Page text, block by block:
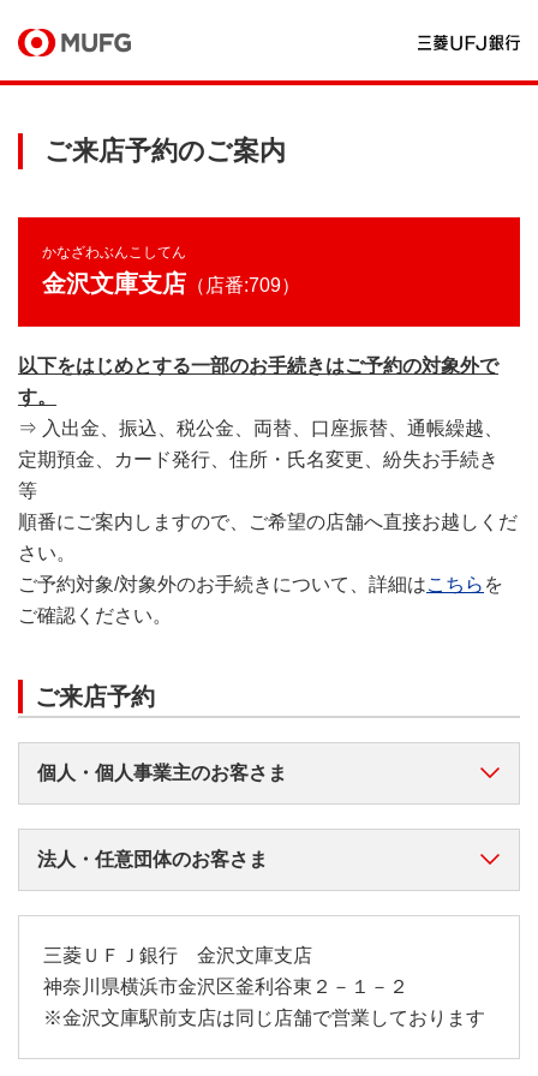
ご来店予約のご案内
かなざわぶんこしてん
金沢文庫支店 （店番:709）
以下をはじめとする一部のお手続きはご予約の対象外で
す。
⇒ 入出金、振込、税公金、両替、口座振替、通帳繰越、
定期預金、カード発行、住所・氏名変更、紛失お手続き
等
順番にご案内しますので、ご希望の店舗へ直接お越しくだ
さい。
ご予約対象/対象外のお手続きについて、詳細はこちら を
ご確認ください。
ご来店予約
個人・個人事業主のお客さま
法人・任意団体のお客さま
三菱ＵＦＪ銀行 金沢文庫支店
神奈川県横浜市金沢区釜利谷東２－１－２
※金沢文庫駅前支店は同じ店舗で営業しております